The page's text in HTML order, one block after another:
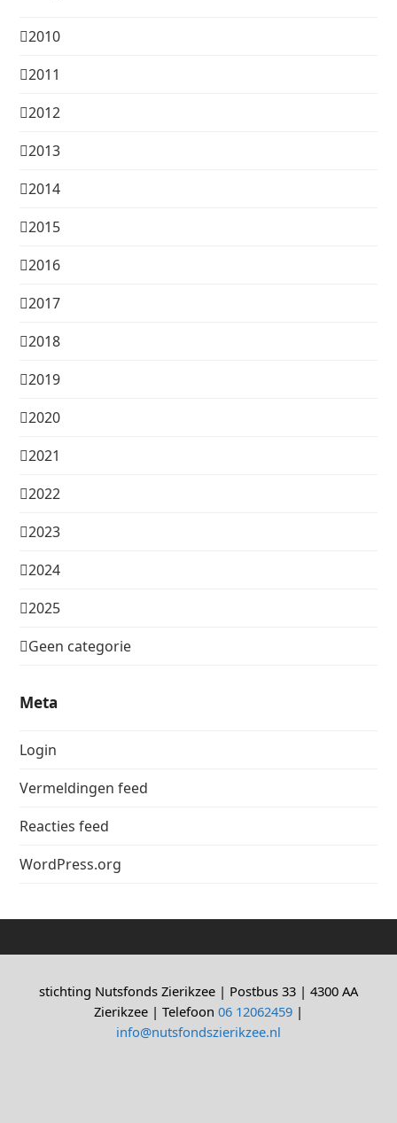
2010
2011
2012
2013
2014
2015
2016
2017
2018
2019
2020
2021
2022
2023
2024
2025
Geen categorie
Meta
Login
Vermeldingen feed
Reacties feed
WordPress.org
stichting Nutsfonds Zierikzee | Postbus 33 | 4300 AA
Zierikzee | Telefoon 06 12062459 |
info@nutsfondszierikzee.nl